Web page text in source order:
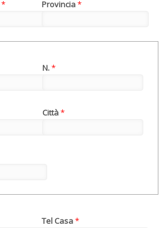
* Provincia*
N.*
Città*
Tel Casa*